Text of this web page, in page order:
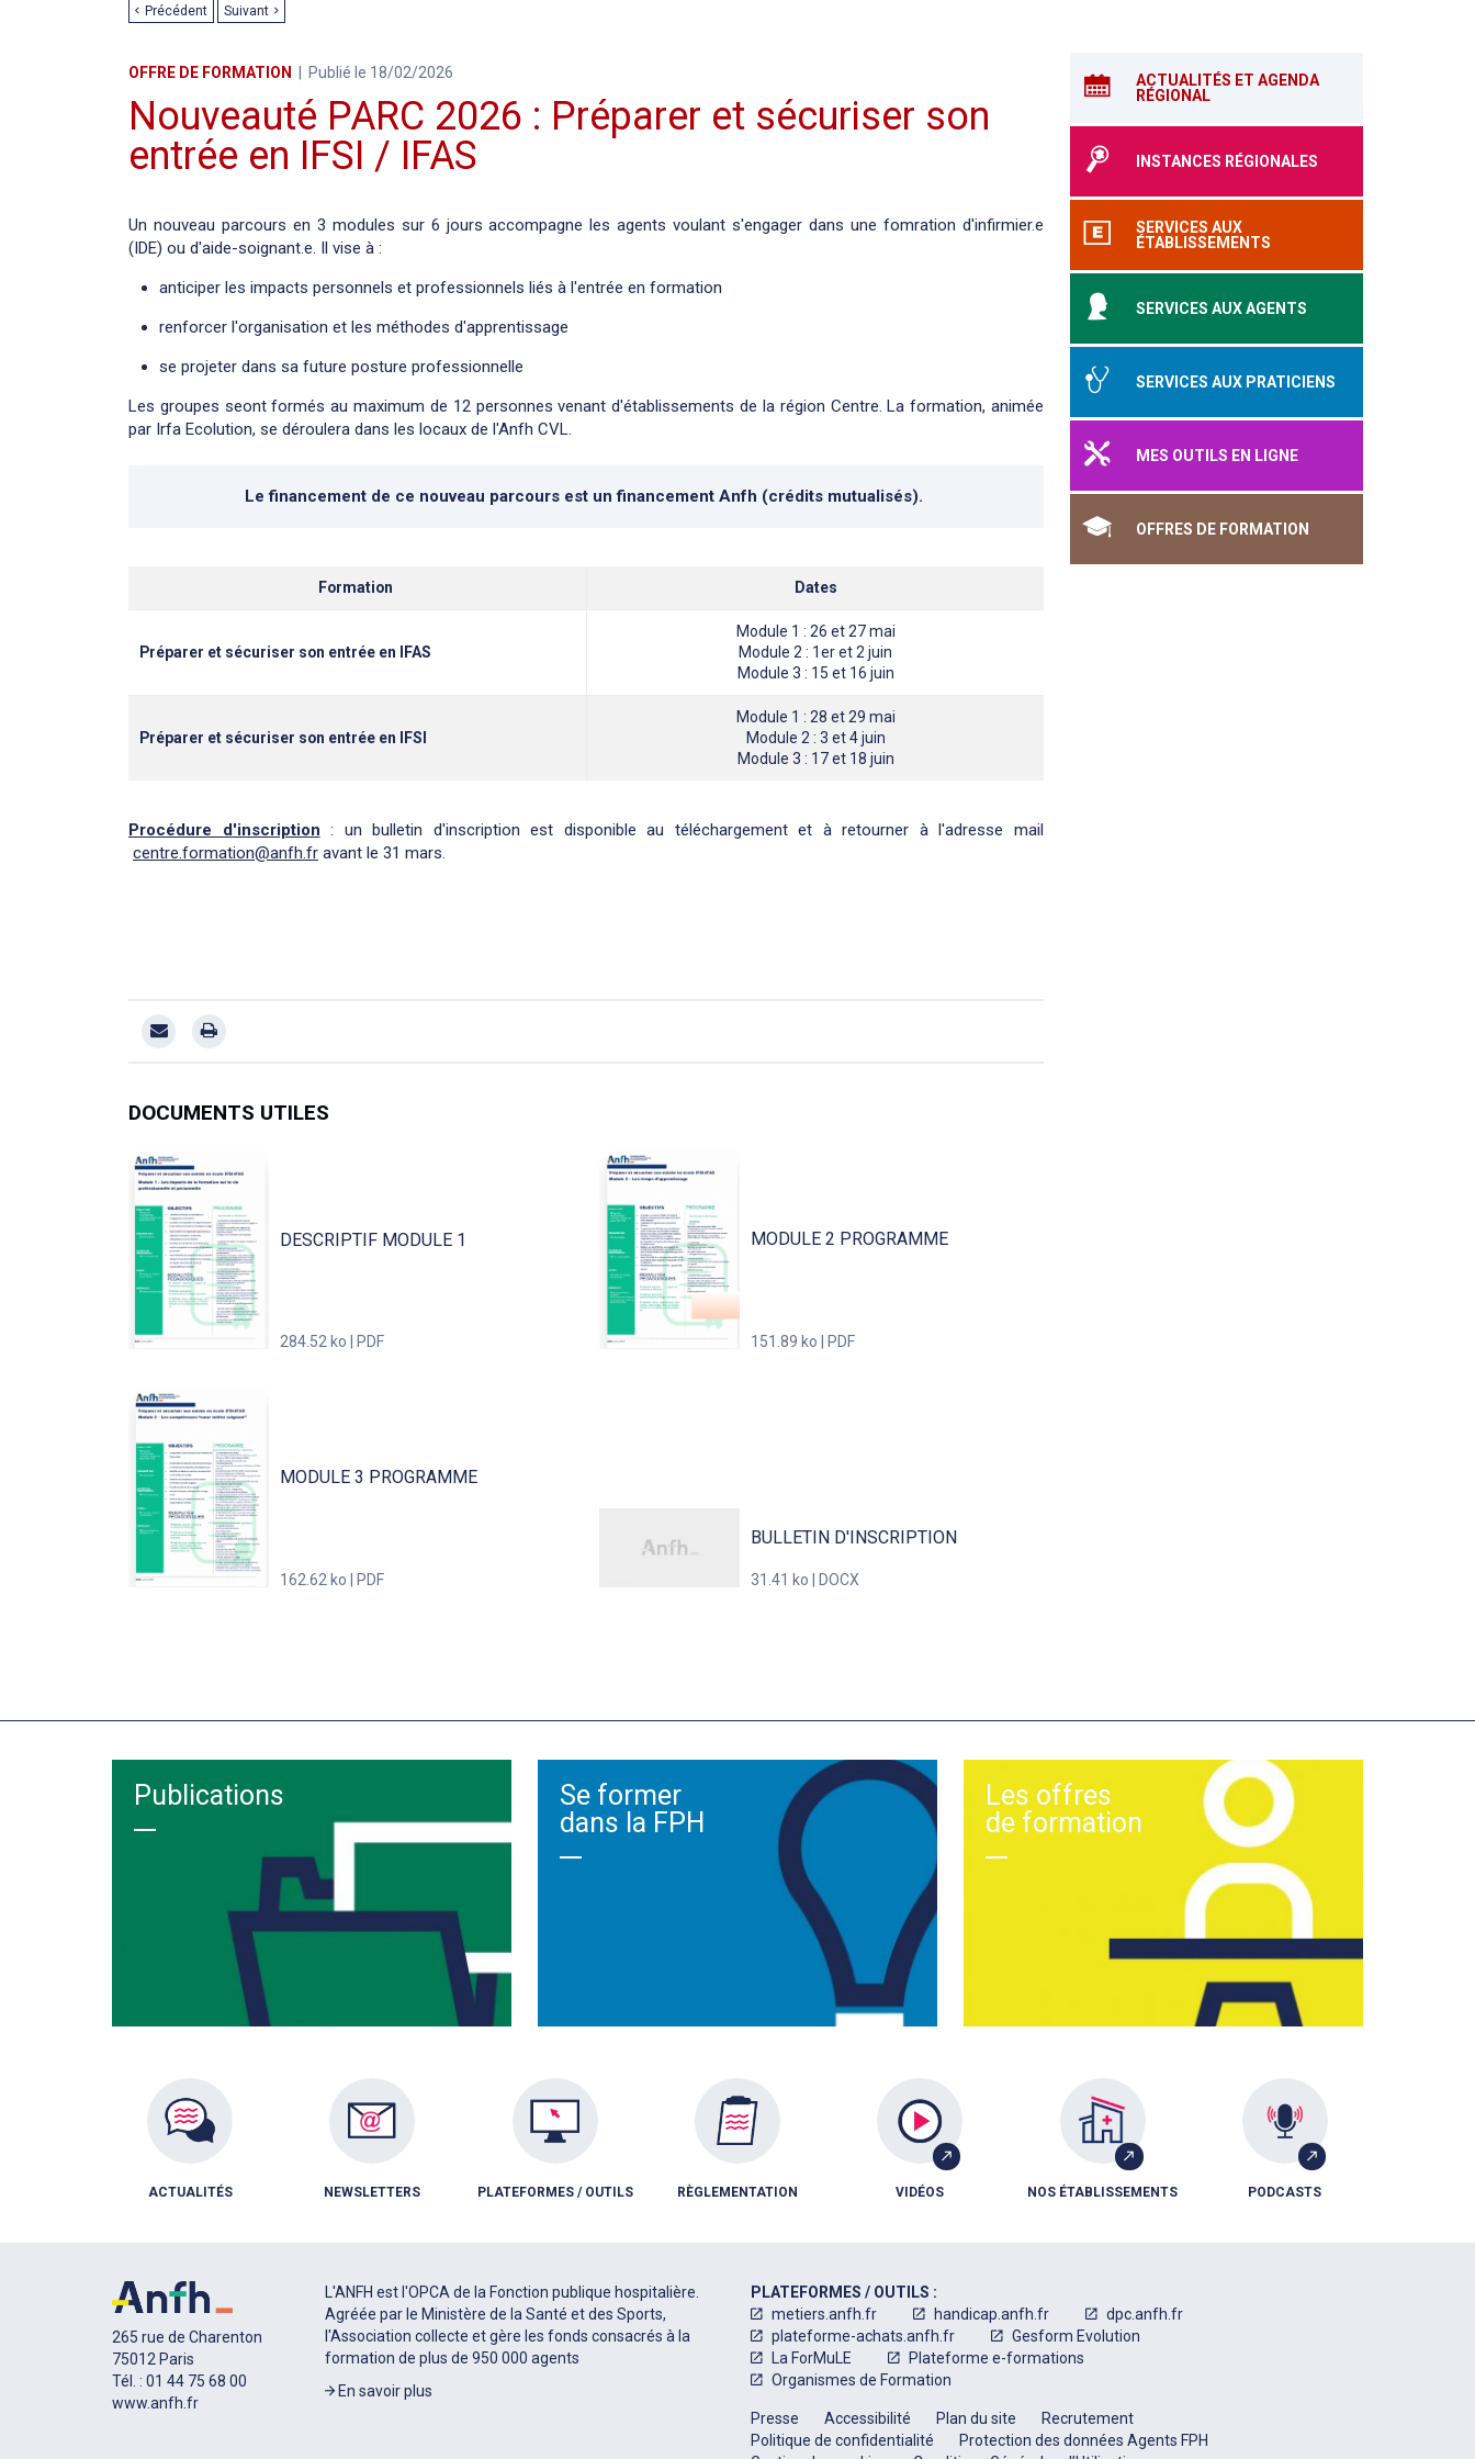
ACTUALITÉS ET AGENDA
RÉGIONAL
INSTANCES RÉGIONALES
SERVICES AUX
ÉTABLISSEMENTS
SERVICES AUX AGENTS
SERVICES AUX PRATICIENS
MES OUTILS EN LIGNE
OFFRES DE FORMATION
Précédent Suivant
OFFRE DE FORMATION Publié le 18/02/2026
Nouveauté PARC 2026 : Préparer et sécuriser son
entrée en IFSI / IFAS
Un nouveau parcours en 3 modules sur 6 jours accompagne les agents voulant s'engager dans une fomration d'infirmier.e
(IDE) ou d'aide-soignant.e. Il vise à :
anticiper les impacts personnels et professionnels liés à l'entrée en formation
renforcer l'organisation et les méthodes d'apprentissage
se projeter dans sa future posture professionnelle
Les groupes seont formés au maximum de 12 personnes venant d'établissements de la région Centre. La formation, animée
par Irfa Ecolution, se déroulera dans les locaux de l'Anfh CVL.
Le financement de ce nouveau parcours est un financement Anfh (crédits mutualisés).
Formation Dates
Préparer et sécuriser son entrée en IFAS
Module 1 : 26 et 27 mai
Module 2 : 1er et 2 juin
Module 3 : 15 et 16 juin
Préparer et sécuriser son entrée en IFSI
Module 1 : 28 et 29 mai
Module 2 : 3 et 4 juin
Module 3 : 17 et 18 juin
Procédure d'inscription : un bulletin d'inscription est disponible au téléchargement et à retourner à l'adresse mail
centre.formation@anfh.fr avant le 31 mars.
DOCUMENTS UTILES
DESCRIPTIF MODULE 1
284.52 ko | PDF
MODULE 2 PROGRAMME
151.89 ko | PDF
MODULE 3 PROGRAMME
162.62 ko | PDF
BULLETIN D'INSCRIPTION
31.41 ko | DOCX
Publications
Se former
dans la FPH
Les offres
de formation
ACTUALITÉS NEWSLETTERS PLATEFORMES / OUTILS RÈGLEMENTATION VIDÉOS NOS ÉTABLISSEMENTS PODCASTS
265 rue de Charenton
75012 Paris
Tél. : 01 44 75 68 00
www.anfh.fr
L'ANFH est l'OPCA de la Fonction publique hospitalière.
Agréée par le Ministère de la Santé et des Sports,
l'Association collecte et gère les fonds consacrés à la
formation de plus de 950 000 agents
En savoir plus
PLATEFORMES / OUTILS :
metiers.anfh.fr
handicap.anfh.fr
dpc.anfh.fr
plateforme-achats.anfh.fr
Gesform Evolution
La ForMuLE
Plateforme e-formations
Organismes de Formation
Presse Accessibilité Plan du site
Recrutement
Politique de confidentialité
Protection des données Agents FPH